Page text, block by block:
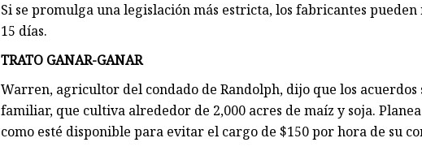
Si se promulga una legislación más estricta, los fabricantes
15 días.
TRATO GANAR-GANAR
Warren, agricultor del condado de Randolph, dijo que los
familiar, que cultiva alrededor de 2,000 acres de maíz y soja.
como esté disponible para evitar el cargo de $150 por hora de su